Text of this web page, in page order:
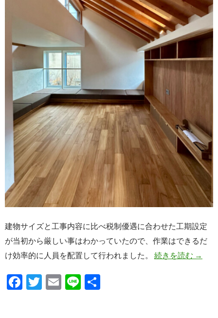
建物サイズと工事内容に比べ税制優遇に合わせた工期設定
が当初から厳しい事はわかっていたので、作業はできるだ
け効率的に人員を配置して行われました。 続きを読む 杉並
→
F
T
E
Li